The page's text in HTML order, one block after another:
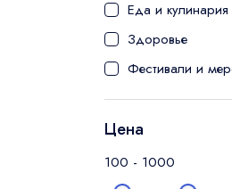
Еда и кулинария
Здоровье
Фестивали и
Цена
100 - 1000